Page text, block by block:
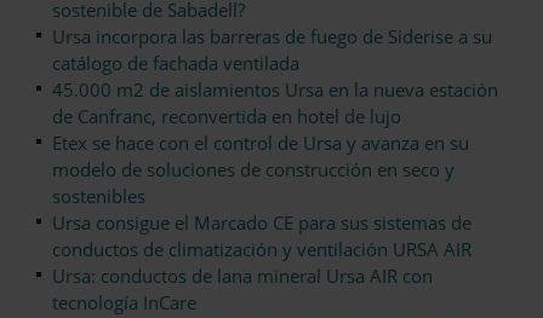
sostenible de Sabadell?
Ursa incorpora las barreras de fuego de Siderise a su
catálogo de fachada ventilada
45.000 m2 de aislamientos Ursa en la nueva estación
de Canfranc, reconvertida en hotel de lujo
Etex se hace con el control de Ursa y avanza en su
modelo de soluciones de construcción en seco y
sostenibles
Ursa consigue el Marcado CE para sus sistemas de
conductos de climatización y ventilación URSA AIR
Ursa: conductos de lana mineral Ursa AIR con
tecnología InCare